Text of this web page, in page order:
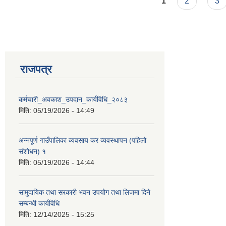
राजपत्र
कर्मचारी_अवकाश_उपदान_कार्यविधि_२०८३
मिति: 05/19/2026 - 14:49
अन्नपूर्ण गाउँपालिका व्यवसाय कर व्यवस्थापन (पहिलो
संशोधन) १
मिति: 05/19/2026 - 14:44
सामुदायिक तथा सरकारी भवन उपयोग तथा लिजमा दिने
सम्बन्धी कार्यविधि
मिति: 12/14/2025 - 15:25